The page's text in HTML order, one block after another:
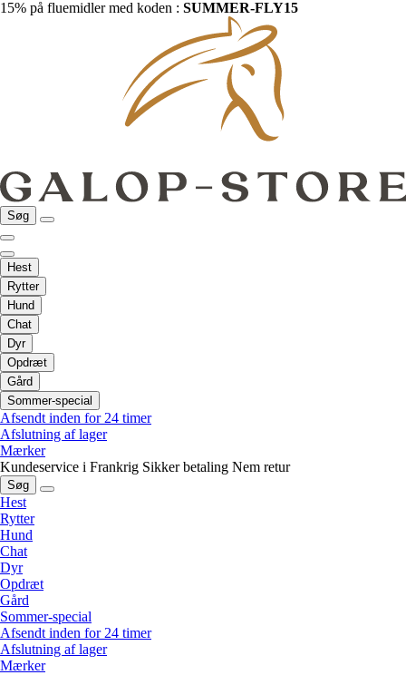
15% på fluemidler med koden : SUMMER-FLY15
Søg
Hest
Rytter
Hund
Chat
Dyr
Opdræt
Gård
Sommer-special
Afsendt inden for 24 timer
Afslutning af lager
Mærker
Kundeservice i Frankrig Sikker betaling Nem retur
Søg
Hest
Rytter
Hund
Chat
Dyr
Opdræt
Gård
Sommer-special
Afsendt inden for 24 timer
Afslutning af lager
Mærker